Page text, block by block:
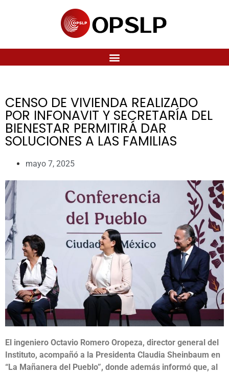
CENSO DE VIVIENDA REALIZADO
POR INFONAVIT Y SECRETARÍA DEL
BIENESTAR PERMITIRÁ DAR
SOLUCIONES A LAS FAMILIAS
mayo 7, 2025
El ingeniero Octavio Romero Oropeza, director general del
Instituto, acompañó a la Presidenta Claudia Sheinbaum en
“La Mañanera del Pueblo”, donde además informó que, al